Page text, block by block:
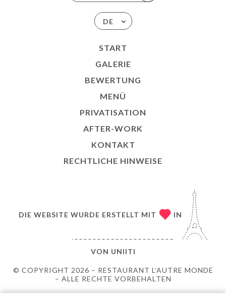
DE
START
GALERIE
BEWERTUNG
MENÜ
PRIVATISATION
AFTER-WORK
KONTAKT
RECHTLICHE HINWEISE
© COPYRIGHT 2026 – RESTAURANT L’AUTRE MONDE
– ALLE RECHTE VORBEHALTEN
DIE WEBSITE WURDE ERSTELLT MIT IN
VON UNIITI